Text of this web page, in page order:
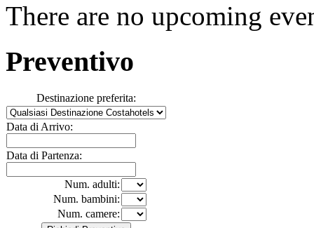
There are no upcoming
Preventivo
Destinazione preferita:
Data di Arrivo:
Data di Partenza:
Num. adulti:
Num. bambini:
Num. camere: